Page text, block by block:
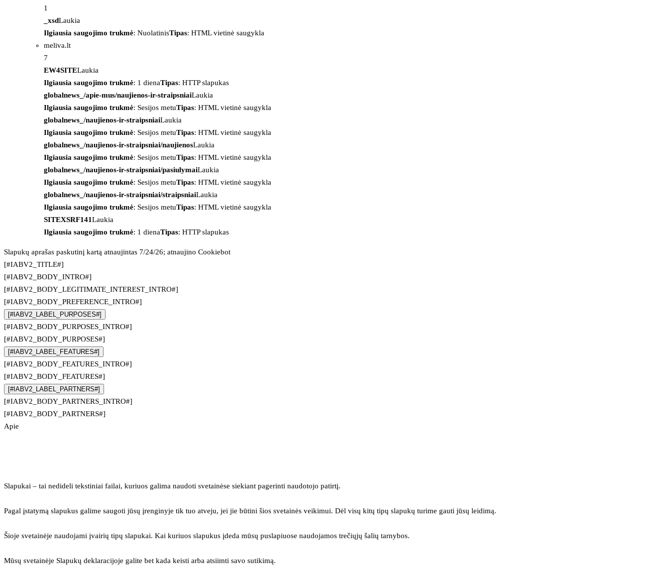
1
_xsdLaukia
Ilgiausia saugojimo trukmė: NuolatinisTipas: HTML vietinė saugykla
meliva.lt
7
EW4SITELaukia
Ilgiausia saugojimo trukmė: 1 dienaTipas: HTTP slapukas
globalnews_/apie-mus/naujienos-ir-straipsniaiLaukia
Ilgiausia saugojimo trukmė: Sesijos metuTipas: HTML vietinė saugykla
globalnews_/naujienos-ir-straipsniaiLaukia
Ilgiausia saugojimo trukmė: Sesijos metuTipas: HTML vietinė saugykla
globalnews_/naujienos-ir-straipsniai/naujienosLaukia
Ilgiausia saugojimo trukmė: Sesijos metuTipas: HTML vietinė saugykla
globalnews_/naujienos-ir-straipsniai/pasiulymaiLaukia
Ilgiausia saugojimo trukmė: Sesijos metuTipas: HTML vietinė saugykla
globalnews_/naujienos-ir-straipsniai/straipsniaiLaukia
Ilgiausia saugojimo trukmė: Sesijos metuTipas: HTML vietinė saugykla
SITEXSRF141Laukia
Ilgiausia saugojimo trukmė: 1 dienaTipas: HTTP slapukas
Slapukų aprašas paskutinį kartą atnaujintas 7/24/26; atnaujino Cookiebot
[#IABV2_TITLE#]
[#IABV2_BODY_INTRO#]
[#IABV2_BODY_LEGITIMATE_INTEREST_INTRO#]
[#IABV2_BODY_PREFERENCE_INTRO#]
[#IABV2_LABEL_PURPOSES#]
[#IABV2_BODY_PURPOSES_INTRO#]
[#IABV2_BODY_PURPOSES#]
[#IABV2_LABEL_FEATURES#]
[#IABV2_BODY_FEATURES_INTRO#]
[#IABV2_BODY_FEATURES#]
[#IABV2_LABEL_PARTNERS#]
[#IABV2_BODY_PARTNERS_INTRO#]
[#IABV2_BODY_PARTNERS#]
Apie
Slapukai – tai nedideli tekstiniai failai, kuriuos galima naudoti svetainėse siekiant pagerinti naudotojo patirtį.
Pagal įstatymą slapukus galime saugoti jūsų įrenginyje tik tuo atveju, jei jie būtini šios svetainės veikimui. Dėl visų kitų tipų slapukų turime gauti jūsų leidimą.
Šioje svetainėje naudojami įvairių tipų slapukai. Kai kuriuos slapukus įdeda mūsų puslapiuose naudojamos trečiųjų šalių tarnybos.
Mūsų svetainėje Slapukų deklaracijoje galite bet kada keisti arba atsiimti savo sutikimą.